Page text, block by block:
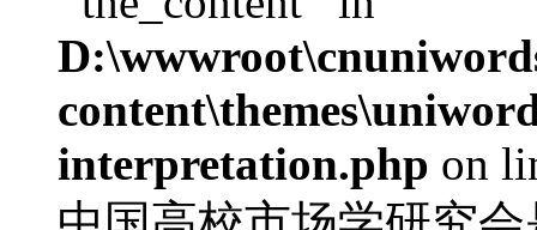
interpretation.php on